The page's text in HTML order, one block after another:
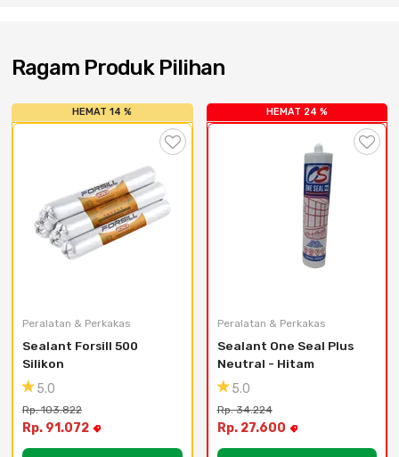
Ragam Produk Pilihan
HEMAT 14 %
Peralatan & Perkakas
Sealant Forsill 500
Silikon
5.0
Rp. 103.822
Rp. 91.072
HEMAT 24 %
Peralatan & Perkakas
Sealant One Seal Plus
Neutral - Hitam
5.0
Rp. 34.224
Rp. 27.600